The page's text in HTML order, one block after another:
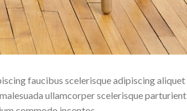
faucibus scelerisque adipiscing aliquet
ullamcorper scelerisque parturient